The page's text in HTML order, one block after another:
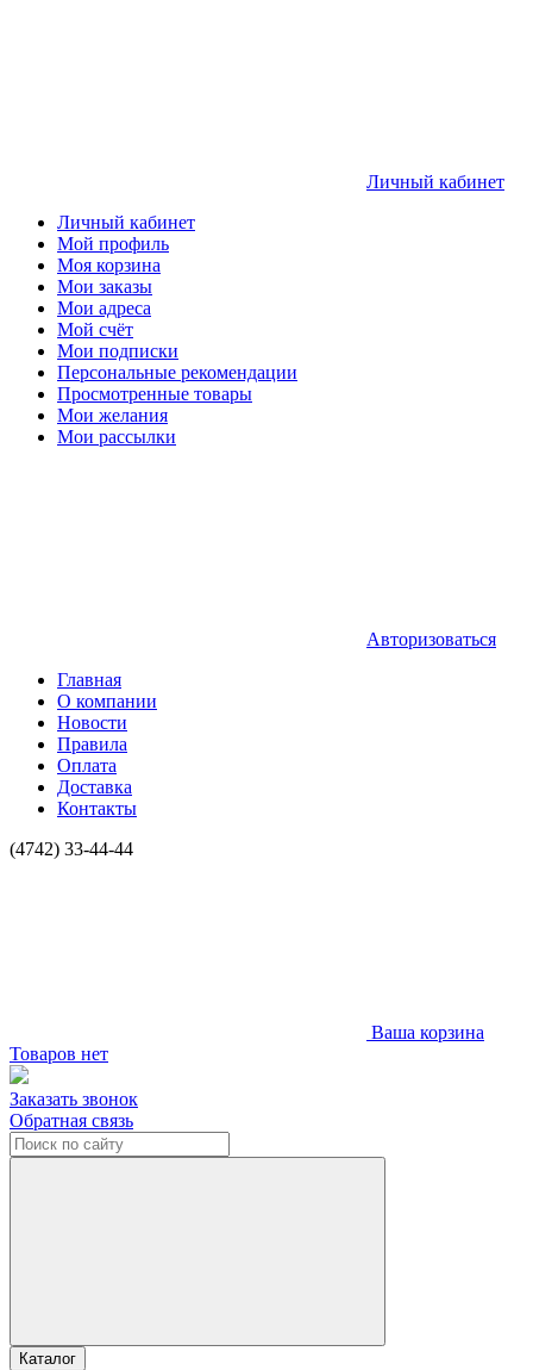
Личный кабинет
Личный кабинет
Мой профиль
Моя корзина
Мои заказы
Мои адреса
Мой счёт
Мои подписки
Персональные рекомендации
Просмотренные товары
Мои желания
Мои рассылки
Авторизоваться
Главная
О компании
Новости
Правила
Оплата
Доставка
Контакты
(4742) 33-44-44
Ваша корзина
Товаров нет
Заказать звонок
Обратная связь
Каталог